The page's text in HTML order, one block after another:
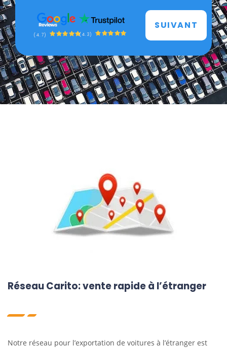
(4.7) (4.3)
SUIVANT
Réseau Carito: vente rapide à l’étranger
Notre réseau pour l’exportation de voitures à l’étranger est